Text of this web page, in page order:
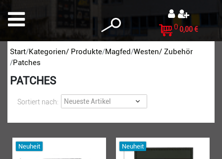
0 0,00 €
Start Kategorien/ Produkte Magfed Westen/ Zubehör
Patches
PATCHES
Sortiert nach:
Neuheit Neuheit